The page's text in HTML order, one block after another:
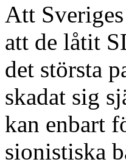
Att
att de låtit
det största
skadat sig
kan enbart
sionistiska